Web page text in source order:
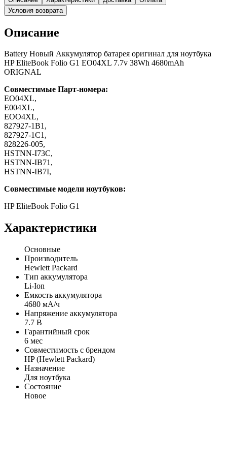
Условия возврата
Описание
Battery Новый Аккумулятор батарея оригинал для ноутбука
HP EliteBook Folio G1 EO04XL 7.7v 38Wh 4680mAh
ORIGNAL
Совместимые Парт-номера:
EO04XL,
E004XL,
EOO4XL,
827927-1B1,
827927-1C1,
828226-005,
HSTNN-I73C,
HSTNN-IB71,
HSTNN-IB7I,
Совместимые модели ноутбуков:
HP EliteBook Folio G1
Характеристики
Основные
Производитель
Hewlett Packard
Тип аккумулятора
Li-Ion
Емкость аккумулятора
4680 мА/ч
Напряжение аккумулятора
7.7 В
Гарантийный срок
6 мес
Совместимость с брендом
HP (Hewlett Packard)
Назначение
Для ноутбука
Состояние
Новое